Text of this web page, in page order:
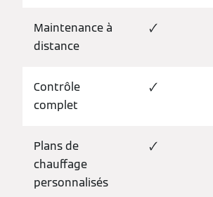
Maintenance à
distance
🗸
Contrôle
complet
🗸
Plans de
chauffage
personnalisés
🗸